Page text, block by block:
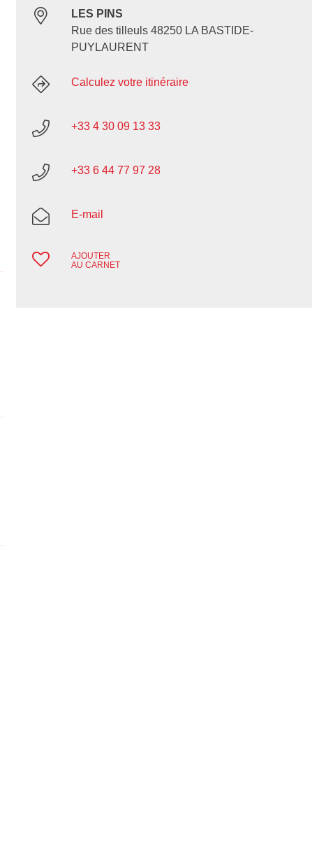
LES PINS
Rue des tilleuls 48250 LA BASTIDE-
PUYLAURENT
Calculez votre itinéraire
+33 4 30 09 13 33
+33 6 44 77 97 28
E-mail
AJOUTER
AU CARNET